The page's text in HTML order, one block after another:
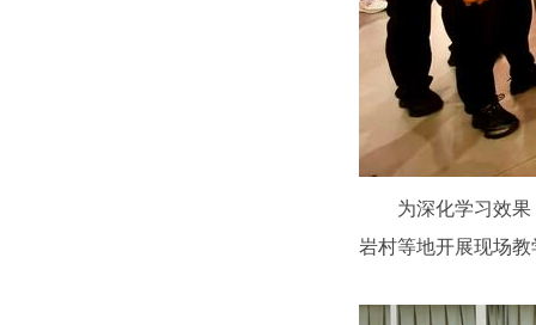
为深化学习效
岩村等地开展现场